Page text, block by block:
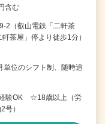
含む
2（叡山電鉄「二軒茶
茶屋」停より徒歩1分）
位のシフト制、随時追
験OK ☆18歳以上（労
）